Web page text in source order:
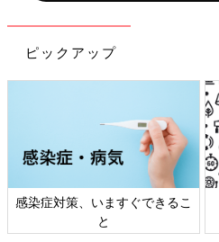
ピックアップ
日本外来小児科学会リーフレッ
ト検討会